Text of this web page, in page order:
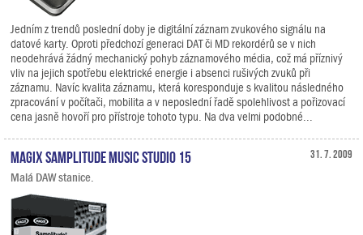
Jedním z trendů poslední doby je digitální záznam zvukového signálu na
datové karty. Oproti předchozí generaci DAT či MD rekordérů se v nich
neodehrává žádný mechanický pohyb záznamového média, což má příznivý
vliv na jejich spotřebu elektrické energie i absenci rušivých zvuků při
záznamu. Navíc kvalita záznamu, která koresponduje s kvalitou následného
zpracování v počítači, mobilita a v neposlední řadě spolehlivost a pořizovací
cena jasně hovoří pro přístroje tohoto typu. Na dva velmi podobné...
31. 7. 2009
MAGIX Samplitude Music Studio 15
Malá DAW stanice.